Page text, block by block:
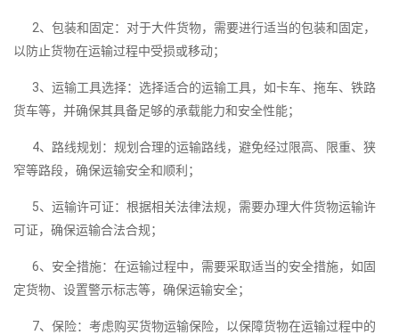
2、包装和固定：对于大件货物，需要进行适当的包装和固定，
以防止货物在运输过程中受损或移动；
3、运输工具选择：选择适合的运输工具，如卡车、拖车、铁路
货车等，并确保其具备足够的承载能力和安全性能；
4、路线规划：规划合理的运输路线，避免经过限高、限重、狭
窄等路段，确保运输安全和顺利；
5、运输许可证：根据相关法律法规，需要办理大件货物运输许
可证，确保运输合法合规；
6、安全措施：在运输过程中，需要采取适当的安全措施，如固
定货物、设置警示标志等，确保运输安全；
7、保险：考虑购买货物运输保险，以保障货物在运输过程中的